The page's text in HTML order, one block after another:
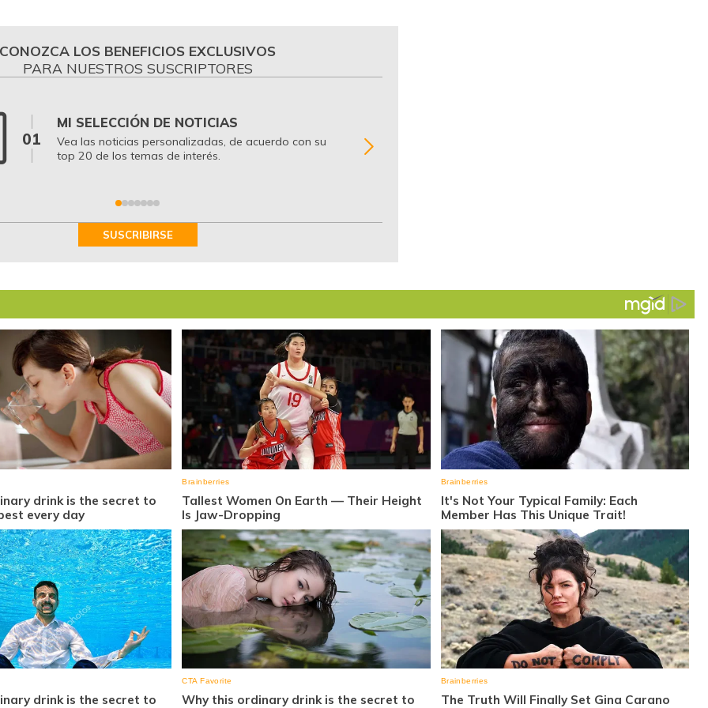
CONOZCA LOS BENEFICIOS EXCLUSIVOS
PARA NUESTROS SUSCRIPTORES
01
MI SELECCIÓN DE NOTICIAS
Vea las noticias personalizadas, de acuerdo con su
top 20 de los temas de interés.
SUSCRIBIRSE